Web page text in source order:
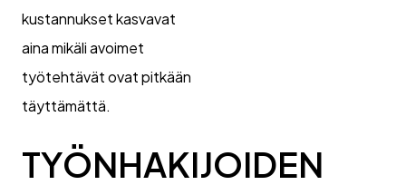
kustannukset kasvavat
aina mikäli avoimet
työtehtävät ovat pitkään
täyttämättä.
TYÖNHAKIJOIDEN